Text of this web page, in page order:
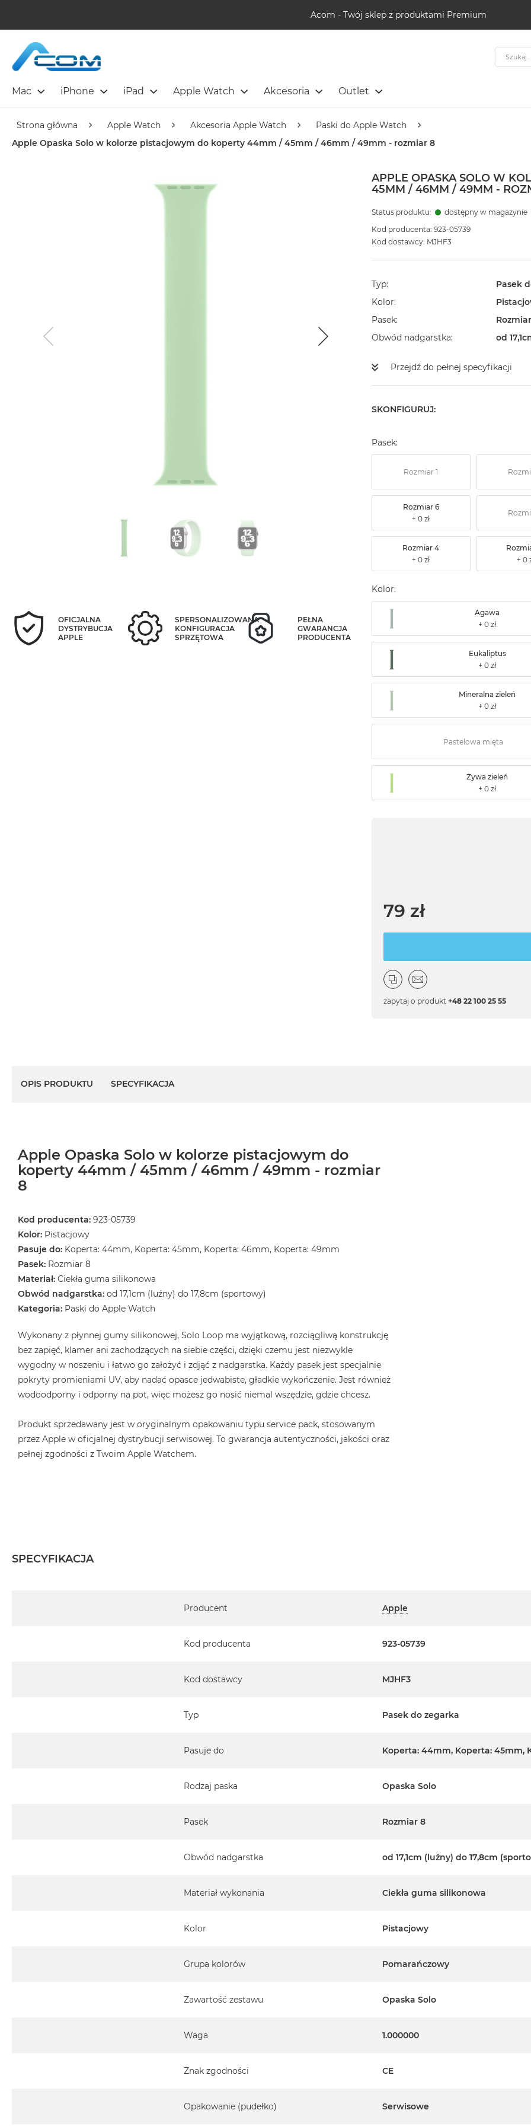
Acom - Twój sklep z produktami Premium
Mac iPhone iPad Apple Watch Akcesoria Outlet
Szukaj
Strona główna Apple Watch Akcesoria Apple Watch
Paski do Apple Watch
Apple Opaska Solo w kolorze pistacjowym do koperty 44mm / 45mm / 46mm / 49mm - rozmiar 8
APPLE OPASKA SOLO W
45MM / 46MM / 49MM -
Status produktu:
dostępny w magazynie
Kod producenta: 923-05739
Kod dostawcy: MJHF3
Typ
Pasek
Kolor
Pasek
Obwód nadgarstka
od
Przejdź do pełnej specyfikacji
SKONFIGURUJ:
Pasek:
Rozmiar 1
Rozmiar 6
Rozmiar 4
Kolor:
Agawa
Eukaliptus
Mineralna zieleń
Pastelowa mięta
Żywa zieleń
79 zł
zapytaj o produkt +48 22 100 25 55
OFICJALNA
DYSTRYBUCJA
APPLE
SPERSONALIZOWANA
KONFIGURACJA
SPRZĘTOWA
PEŁNA
GWARANCJA
PRODUCENTA
OPIS PRODUKTU SPECYFIKACJA
Apple Opaska Solo w kolorze pistacjowym do
koperty 44mm / 45mm / 46mm / 49mm - rozmiar
8
Kod producenta: 923-05739
Kolor: Pistacjowy
Pasuje do: Koperta: 44mm, Koperta: 45mm, Koperta: 46mm, Koperta: 49mm
Pasek: Rozmiar 8
Materiał: Ciekła guma silikonowa
Obwód nadgarstka: od 17,1cm (luźny) do 17,8cm (sportowy)
Kategoria: Paski do Apple Watch
Wykonany z płynnej gumy silikonowej, Solo Loop ma wyjątkową, rozciągliwą konstrukcję
bez zapięć, klamer ani zachodzących na siebie części, dzięki czemu jest niezwykle
wygodny w noszeniu i łatwo go założyć i zdjąć z nadgarstka. Każdy pasek jest specjalnie
pokryty promieniami UV, aby nadać opasce jedwabiste, gładkie wykończenie. Jest również
wodoodporny i odporny na pot, więc możesz go nosić niemal wszędzie, gdzie chcesz.
Produkt sprzedawany jest w oryginalnym opakowaniu typu service pack, stosowanym
przez Apple w oficjalnej dystrybucji serwisowej. To gwarancja autentyczności, jakości oraz
pełnej zgodności z Twoim Apple Watchem.
SPECYFIKACJA
Producent
Apple
Kod producenta 923-05739
Kod dostawcy MJHF3
Typ Pasek do zegarka
Pasuje do Koperta: 44mm, Koperta: 45mm,
Rodzaj paska Opaska Solo
Pasek Rozmiar 8
Obwód nadgarstka od 17,1cm (luźny) do 17,8cm
Materiał wykonania Ciekła guma silikonowa
Kolor Pistacjowy
Grupa kolorów Pomarańczowy
Zawartość zestawu Opaska Solo
Waga 1.000000
Znak zgodności CE
Opakowanie (pudełko) Serwisowe